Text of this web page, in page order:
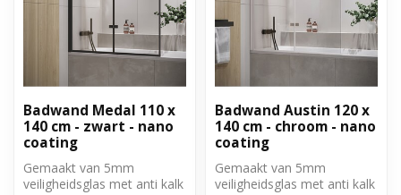
Badwand Medal 110 x
140 cm - zwart - nano
coating
Gemaakt van 5mm
veiligheidsglas met anti kalk
Badwand Austin 120 x
140 cm - chroom - nano
coating
Gemaakt van 5mm
veiligheidsglas met anti kalk